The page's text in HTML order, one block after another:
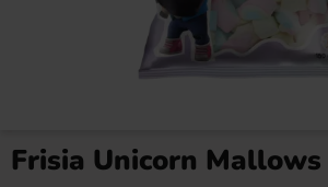
Frisia Unicorn Mallows